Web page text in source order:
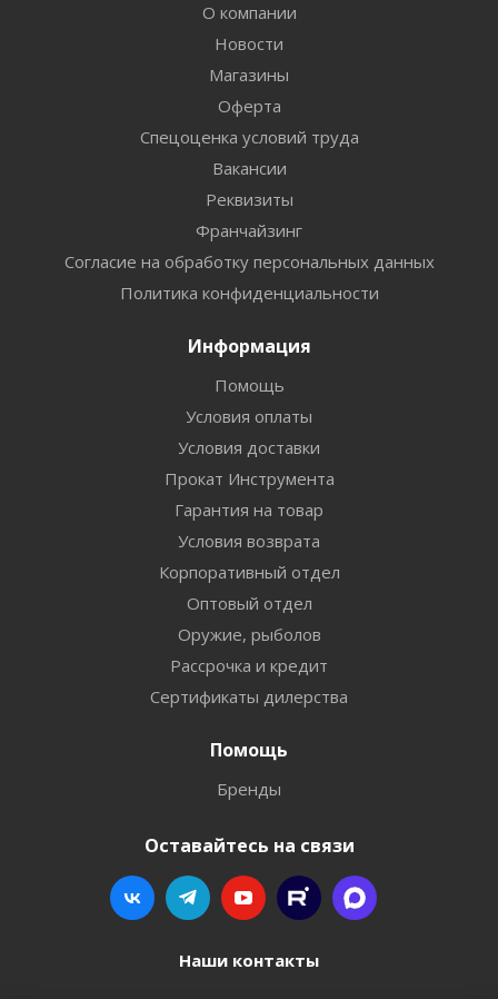
О компании
Новости
Магазины
Оферта
Спецоценка условий труда
Вакансии
Реквизиты
Франчайзинг
Согласие на обработку персональных данных
Политика конфиденциальности
Информация
Помощь
Условия оплаты
Условия доставки
Прокат Инструмента
Гарантия на товар
Условия возврата
Корпоративный отдел
Оптовый отдел
Оружие, рыболов
Рассрочка и кредит
Сертификаты дилерства
Помощь
Бренды
Оставайтесь на связи
Наши контакты